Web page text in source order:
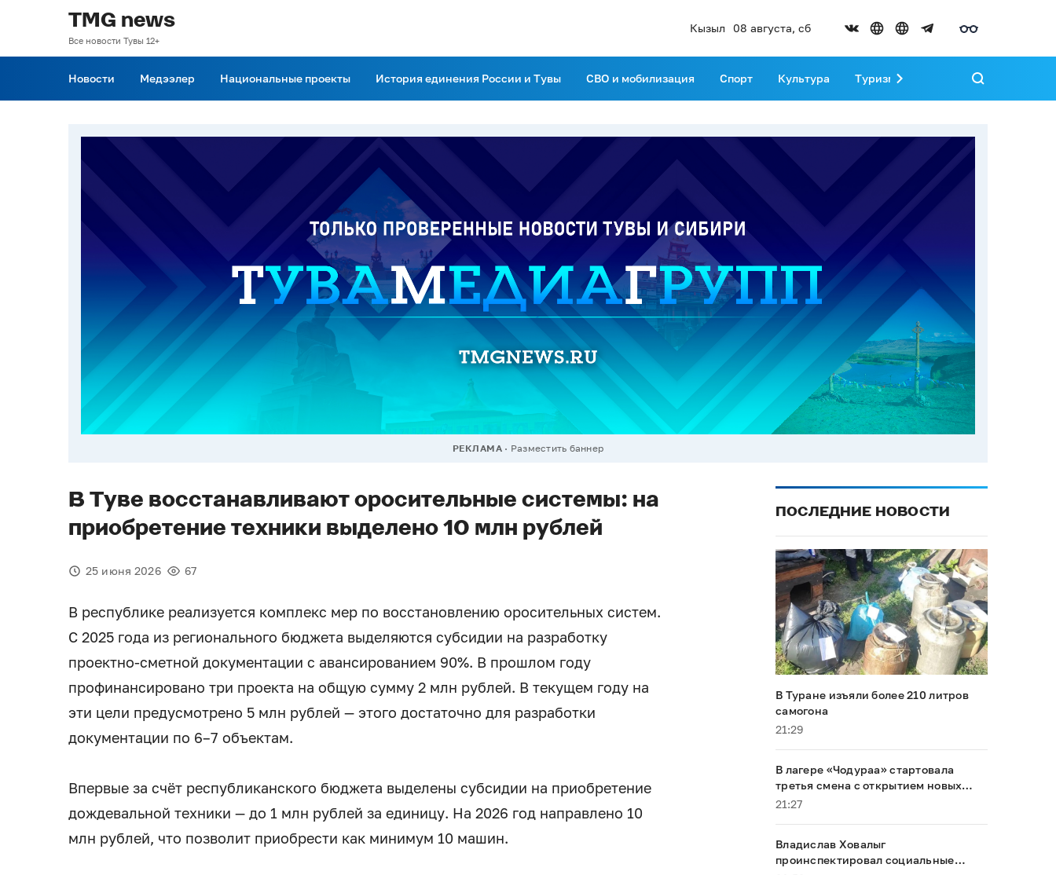
TMG news
Все новости Тувы 12+
Кызыл 08 августа, сб
Новости Медээлер Национальные проекты История единения России и Тувы СВО и мобилизация Спорт Культура Туризм Развитие Тувы
РЕКЛАМА Разместить баннер
В Туве восстанавливают оросительные системы: на
приобретение техники выделено 10 млн рублей
25 июня 2026 67
В республике реализуется комплекс мер по восстановлению оросительных систем.
С 2025 года из регионального бюджета выделяются субсидии на разработку
проектно-сметной документации с авансированием 90%. В прошлом году
профинансировано три проекта на общую сумму 2 млн рублей. В текущем году на
эти цели предусмотрено 5 млн рублей — этого достаточно для разработки
документации по 6–7 объектам.
Впервые за счёт республиканского бюджета выделены субсидии на приобретение
дождевальной техники — до 1 млн рублей за единицу. На 2026 год направлено 10
млн рублей, что позволит приобрести как минимум 10 машин.
ПОСЛЕДНИЕ НОВОСТИ
В Туране изъяли более 210 литров
самогона
21:29
В лагере «Чодураа» стартовала
третья смена с открытием новых
корпусов
21:27
Владислав Ховалыг
проинспектировал социальные